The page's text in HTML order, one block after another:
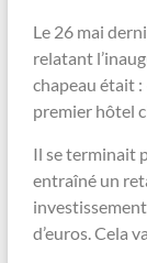
Le 26 mai
relatant
chapeau était :
premier hôtel
Il se terminait
entraîné un
d’euros. Cela